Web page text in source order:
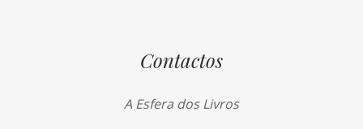
Contactos
A Esfera dos Livros